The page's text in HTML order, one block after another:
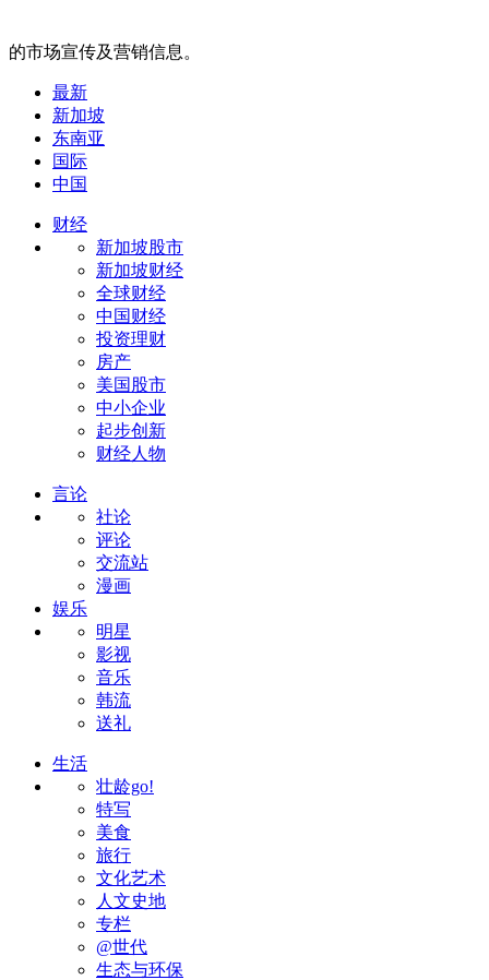
的市场宣传及营销信息。
最新
新加坡
东南亚
国际
中国
财经
新加坡股市
新加坡财经
全球财经
中国财经
投资理财
房产
美国股市
中小企业
起步创新
财经人物
言论
社论
评论
交流站
漫画
娱乐
明星
影视
音乐
韩流
送礼
生活
壮龄go!
特写
美食
旅行
文化艺术
人文史地
专栏
@世代
生态与环保